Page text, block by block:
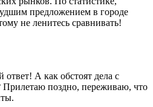
предложением в городе
не ленитесь сравнивать!
ответ! А как обстоят дела с
Прилетаю поздно, переживаю, что